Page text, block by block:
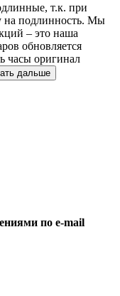
т.к. при
на подлинность. Мы
– это наша
обновляется
часы оригинал
дальше
по e-mail